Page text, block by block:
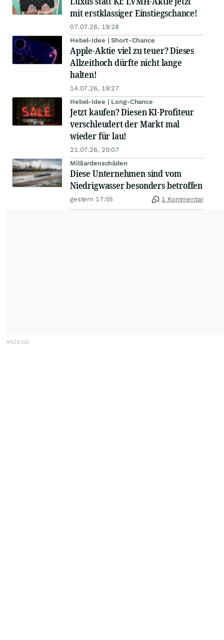
mit erstklassiger Einstiegschance!
07.07.26, 19:28
Hebel-Idee | Short-Chance
Apple-Aktie viel zu teuer? Dieses
Allzeithoch dürfte nicht lange
halten!
14.07.26, 19:27
Hebel-Idee | Long-Chance
Jetzt kaufen? Diesen KI-Profiteur
verschleudert der Markt mal
wieder für lau!
21.07.26, 20:07
Milliardenschäden
Diese Unternehmen sind vom
Niedrigwasser besonders betroffen
gestern 17:55 1 Kommentar